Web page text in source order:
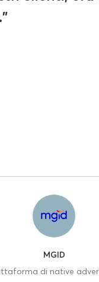
MGID
di native